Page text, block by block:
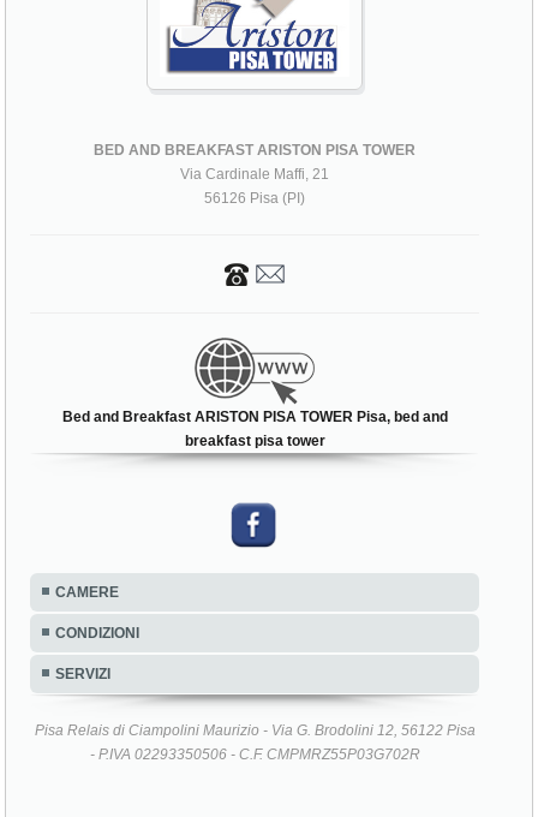
BED AND BREAKFAST ARISTON PISA TOWER
Via Cardinale Maffi, 21
56126 Pisa (PI)
Bed and Breakfast ARISTON PISA TOWER Pisa, bed and
breakfast pisa tower
CAMERE
CONDIZIONI
SERVIZI
Pisa Relais di Ciampolini Maurizio - Via G. Brodolini 12, 56122 Pisa
- P.IVA 02293350506 - C.F. CMPMRZ55P03G702R